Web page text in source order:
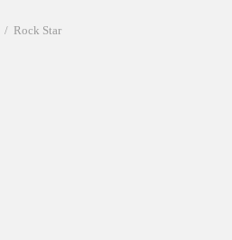
/ Rock Star